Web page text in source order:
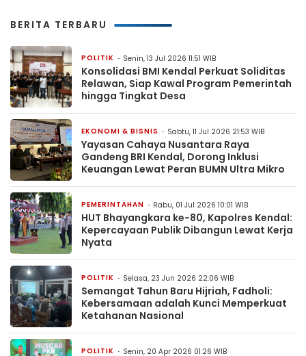
BERITA TERBARU
POLITIK Senin, 13 Jul 2026 11:51 WIB
Konsolidasi BMI Kendal Perkuat Soliditas
Relawan, Siap Kawal Program Pemerintah
hingga Tingkat Desa
EKONOMI & BISNIS Sabtu, 11 Jul 2026 21:53 WIB
Yayasan Cahaya Nusantara Raya
Gandeng BRI Kendal, Dorong Inklusi
Keuangan Lewat Peran BUMN Ultra Mikro
PEMERINTAHAN Rabu, 01 Jul 2026 10:01 WIB
HUT Bhayangkara ke-80, Kapolres Kendal:
Kepercayaan Publik Dibangun Lewat Kerja
Nyata
POLITIK Selasa, 23 Jun 2026 22:06 WIB
Semangat Tahun Baru Hijriah, Fadholi:
Kebersamaan adalah Kunci Memperkuat
Ketahanan Nasional
POLITIK Senin, 20 Apr 2026 01:26 WIB